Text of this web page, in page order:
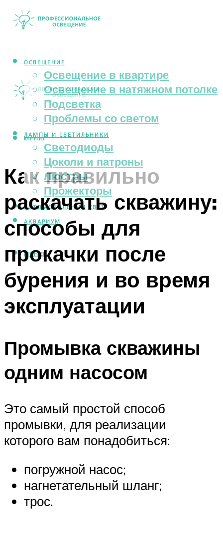
ОСВЕЩЕНИЕ
Освещение в квартире
Освещение в натяжном потолке
Подсветка
Проблемы со светом
ЛАМПЫ И СВЕТИЛЬНИКИ
Светодиоды
Цоколи и патроны
Люстры
Прожекторы
АВТОМОБИЛЬНЫЙ СВЕТ
АКВАРИУМ
МЕНЮ
МЕНЮ
Как правильно
раскачать скважину:
способы для
прокачки после
бурения и во время
эксплуатации
Промывка скважины
одним насосом
Это самый простой способ
промывки, для реализации
которого вам понадобиться:
погружной насос;
нагнетательный шланг;
трос.